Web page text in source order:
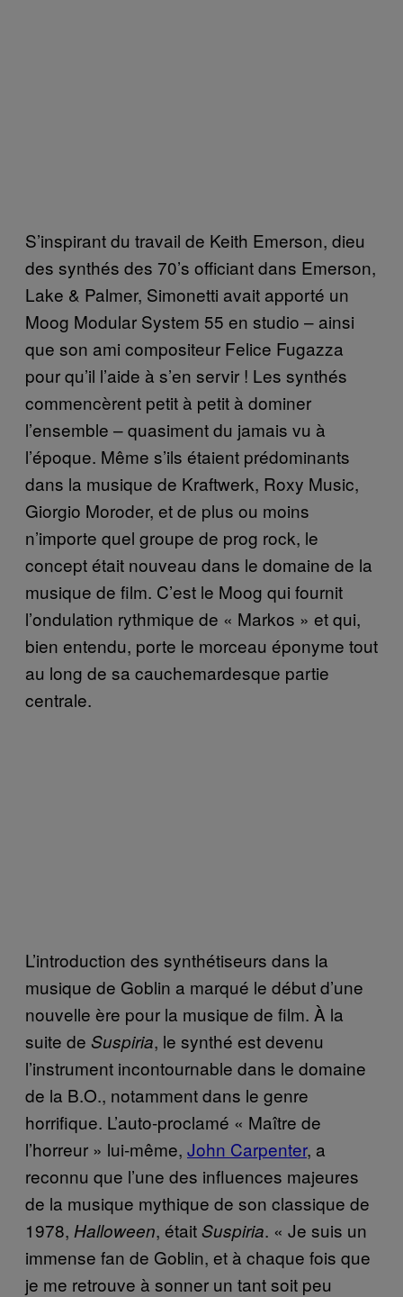
S’inspirant du travail de Keith Emerson, dieu
des synthés des 70’s officiant dans Emerson,
Lake & Palmer, Simonetti avait apporté un
Moog Modular System 55 en studio – ainsi
que son ami compositeur Felice Fugazza
pour qu’il l’aide à s’en servir ! Les synthés
commencèrent petit à petit à dominer
l’ensemble – quasiment du jamais vu à
l’époque. Même s’ils étaient prédominants
dans la musique de Kraftwerk, Roxy Music,
Giorgio Moroder, et de plus ou moins
n’importe quel groupe de prog rock, le
concept était nouveau dans le domaine de la
musique de film. C’est le Moog qui fournit
l’ondulation rythmique de « Markos » et qui,
bien entendu, porte le morceau éponyme tout
au long de sa cauchemardesque partie
centrale.
L’introduction des synthétiseurs dans la
musique de Goblin a marqué le début d’une
nouvelle ère pour la musique de film. À la
suite de Suspiria, le synthé est devenu
l’instrument incontournable dans le domaine
de la B.O., notamment dans le genre
horrifique. L’auto-proclamé « Maître de
l’horreur » lui-même, John Carpenter, a
reconnu que l’une des influences majeures
de la musique mythique de son classique de
1978, Halloween, étaitSuspiria. « Je suis un
immense fan de Goblin, et à chaque fois que
je me retrouve à sonner un tant soit peu